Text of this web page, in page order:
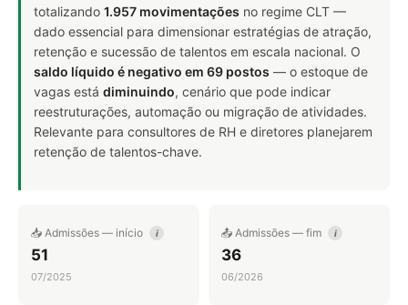
totalizando 1.957 movimentações no regime CLT —
dado essencial para dimensionar estratégias de atração,
retenção e sucessão de talentos em escala nacional. O
saldo líquido é negativo em 69 postos — o estoque de
vagas está diminuindo, cenário que pode indicar
reestruturações, automação ou migração de atividades.
Relevante para consultores de RH e diretores planejarem
retenção de talentos-chave.
📥 Admissões — início i
51
07/2025
📤 Admissões — fim i
36
06/2026